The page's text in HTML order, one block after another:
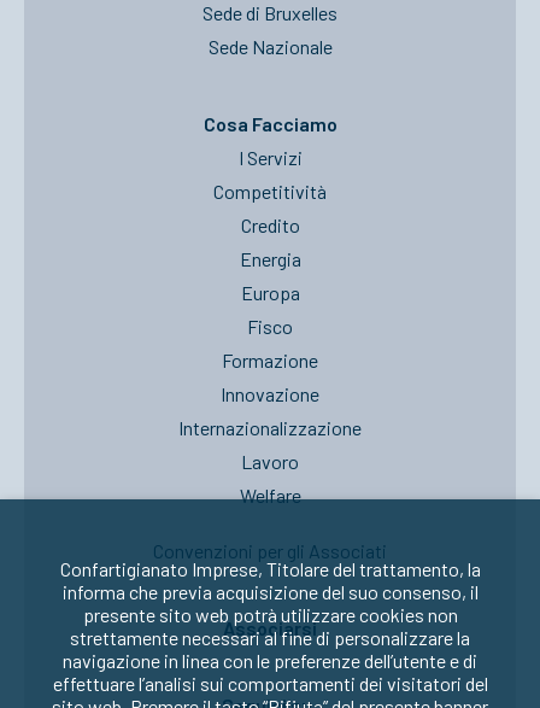
Sede di Bruxelles
Sede Nazionale
Cosa Facciamo
I Servizi
Competitività
Credito
Energia
Europa
Fisco
Formazione
Innovazione
Internazionalizzazione
Lavoro
Welfare
Convenzioni per gli Associati
Associarsi
Confartigianato Imprese, Titolare del trattamento, la
informa che previa acquisizione del suo consenso, il
presente sito web potrà utilizzare cookies non
strettamente necessari al fine di personalizzare la
navigazione in linea con le preferenze dell’utente e di
effettuare l’analisi sui comportamenti dei visitatori del